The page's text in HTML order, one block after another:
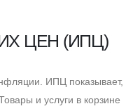
ЦЕН (ИПЦ)
ИПЦ показывает,
и услуги в корзине